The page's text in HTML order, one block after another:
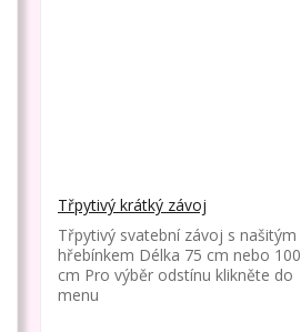
Třpytivý krátký závoj
Třpytivý svatební závoj s našitým
hřebínkem Délka 75 cm nebo 100
cm Pro výběr odstínu klikněte do
menu